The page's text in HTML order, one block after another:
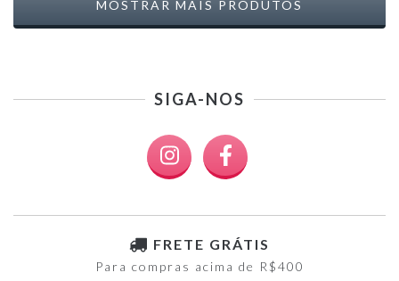
MOSTRAR MAIS PRODUTOS
SIGA-NOS
FRETE GRÁTIS
Para compras acima de R$400